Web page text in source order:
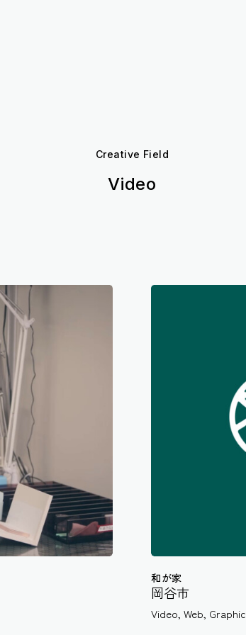
Creative Field
Video
和が家
岡谷市
Video, Web, Graphic